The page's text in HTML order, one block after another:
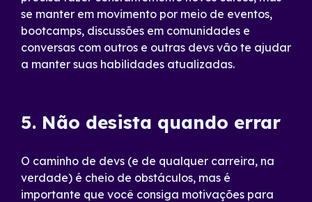
se manter em movimento por meio de eventos,
bootcamps, discussões em comunidades e
conversas com outros e outras devs vão te ajudar
a manter suas habilidades atualizadas.
5. Não desista quando errar
O caminho de devs (e de qualquer carreira, na
verdade) é cheio de obstáculos, mas é
importante que você consiga motivações para